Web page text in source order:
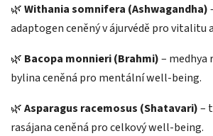
🌿Withania somnifera (Ashwagandha)
adaptogen ceněný v ájurvédě pro vitalitu
🌿 Bacopa monnieri (Brahmi)– medhya
bylina ceněná pro mentální well-being.
🌿Asparagus racemosus (Shatavari)–
rasájana ceněná pro celkový well-being.